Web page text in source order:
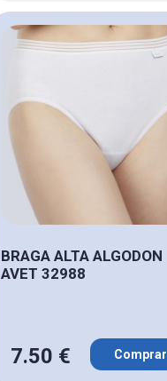
BRAGA ALTA ALGODON
AVET 32988
7.50 € Comprar